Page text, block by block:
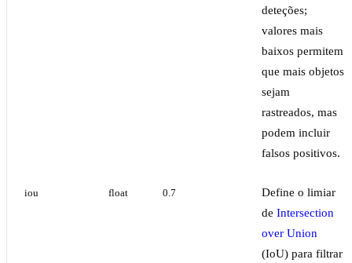
deteções;
valores mais
baixos permitem
que mais objetos
sejam
rastreados, mas
podem incluir
falsos positivos.
iou float 0.7
Define o limiar
de Intersection
over Union
(IoU) para filtrar